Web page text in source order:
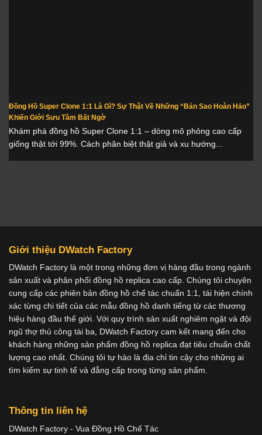
Đồng Hồ Super Clone 1:1 Là Gì? Sự Thật Về Những “Bản Sao Hoàn Hảo”
Khiến Giới Sưu Tầm Bất Ngờ
Khám phá đồng hồ Super Clone 1:1 – dòng mô phỏng cao cấp
giống thật tới 99%. Cách phân biệt thật giả và xu hướng...
Giới thiệu DWatch Factory
DWatch Factory là một trong những đơn vị hàng đầu trong ngành
sản xuất và phân phối đồng hồ replica cao cấp. Chúng tôi chuyên
cung cấp các phiên bản đồng hồ chế tác chuẩn 1:1, tái hiện chính
xác từng chi tiết của các mẫu đồng hồ danh tiếng từ các thương
hiệu hàng đầu thế giới. Với quy trình sản xuất nghiêm ngặt và đội
ngũ thợ thủ công tài ba, DWatch Factory cam kết mang đến cho
khách hàng những sản phẩm đồng hồ replica đạt tiêu chuẩn chất
lượng cao nhất. Chúng tôi tự hào là địa chỉ tin cậy cho những ai
tìm kiếm sự tinh tế và đẳng cấp trong từng sản phẩm.
Thông tin liên hệ
DWatch Factory - Vua Đồng Hồ Chế Tác